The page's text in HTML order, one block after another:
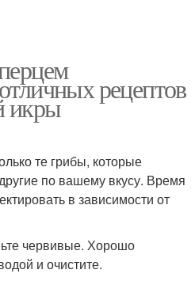
рецептов
икры
те грибы, которые
по вашему вкусу. Время
в зависимости от
червивые. Хорошо
и очистите.